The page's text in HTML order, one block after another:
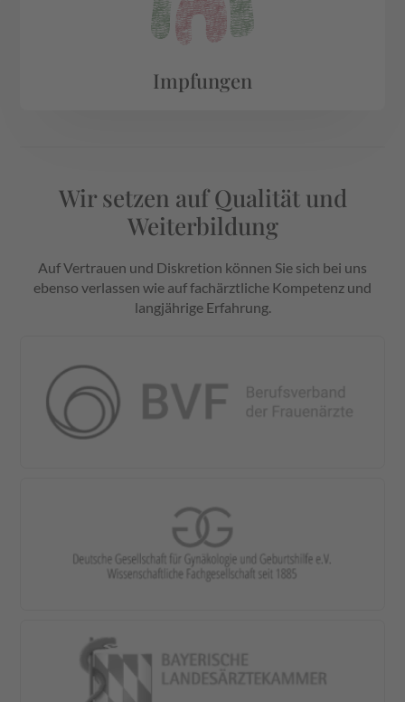
Impfungen
Wir setzen auf Qualität und
Weiterbildung
Auf Vertrauen und Diskretion können Sie sich bei uns
ebenso verlassen wie auf fachärztliche Kompetenz und
langjährige Erfahrung.